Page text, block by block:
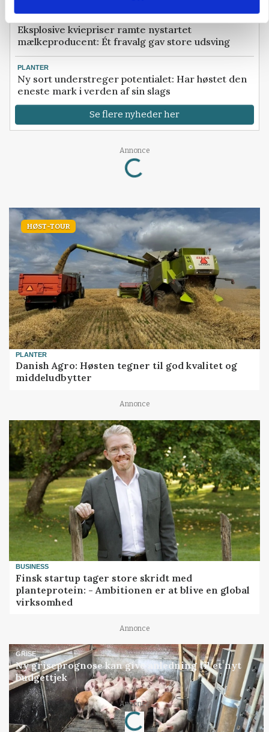
Eksplosive kviepriser ramte nystartet
mælkeproducent: Ét fravalg gav store udsving
PLANTER
Ny sort understreger potentialet: Har høstet den
eneste mark i verden af sin slags
Se flere nyheder her
Annonce
Loading...
HØST-TOUR
PLANTER
Danish Agro: Høsten tegner til god kvalitet og
middeludbytter
Annonce
BUSINESS
Finsk startup tager store skridt med
planteprotein: - Ambitionen er at blive en global
virksomhed
Annonce
GRISE
Ny griseprognose kan give anledning til et nyt
budgettjek
Annonce
Loading...